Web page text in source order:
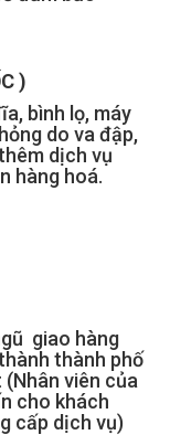
)
bình lọ, máy
do va đập,
dịch vụ
hàng hoá.
giao hàng
thành phố
viên của
cho khách
cấp dịch vụ)